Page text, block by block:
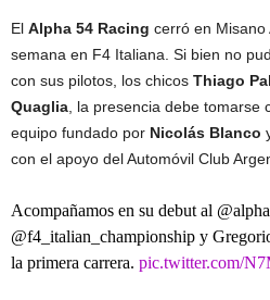
El Alpha 54 Racing cerró en
semana en F4 Italiana. Si bien no
con sus pilotos, los chicos Thiago
Quaglia , la presencia debe
equipo fundado por Nicolás Blanco
con el apoyo del Automóvil Club
Acompañamos en su debut al
@f4_italian_championship y
la primera carrera. pic.twitter.com/